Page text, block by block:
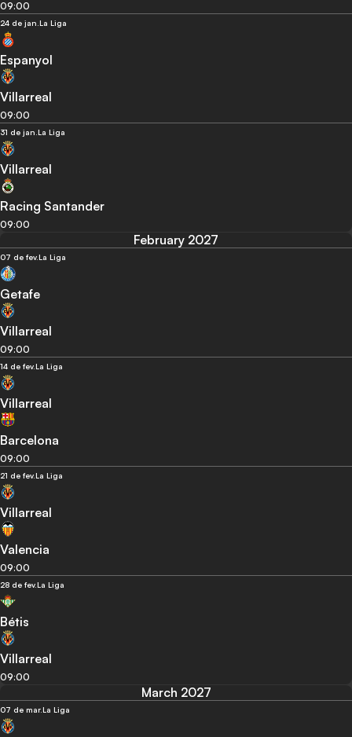
09:00
24 de jan. La Liga
Espanyol
Villarreal
09:00
31 de jan. La Liga
Villarreal
Racing Santander
09:00
February 2027
07 de fev.La Liga
Getafe
Villarreal
09:00
14 de fev.La Liga
Villarreal
Barcelona
09:00
21 de fev.La Liga
Villarreal
Valencia
09:00
28 de fev.La Liga
Bétis
Villarreal
09:00
March 2027
07 de mar.La Liga